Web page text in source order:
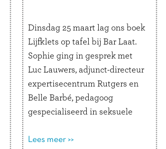
Dinsdag 25 maart lag ons boek
Lijfklets op tafel bij Bar Laat.
Sophie ging in gesprek met
Luc Lauwers, adjunct-directeur
expertisecentrum Rutgers en
Belle Barbé, pedagoog
gespecialiseerd in seksuele
Lijfklets. Aanleiding is het kort
Lees meer >>